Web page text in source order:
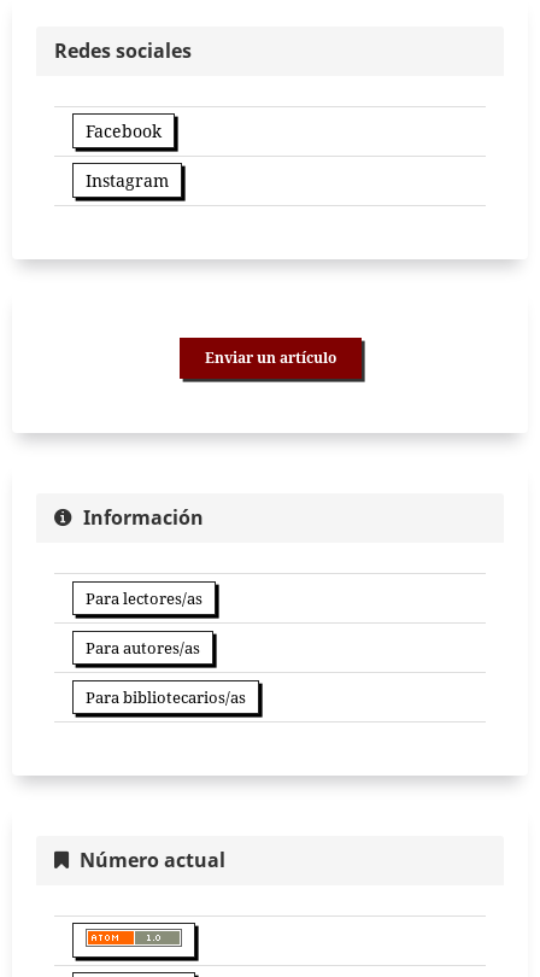
Redes sociales
Facebook
Instagram
Enviar un artículo
Información
Para lectores/as
Para autores/as
Para bibliotecarios/as
Número actual